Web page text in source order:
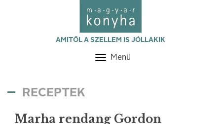
AMITŐL A SZELLEM IS JÓLLAKIK
Toggle
Menü
RECEPTEK
Marha rendang Gordon